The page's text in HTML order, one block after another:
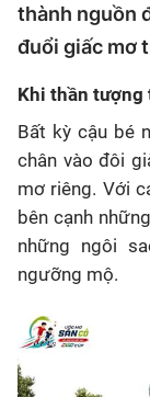
thành nguồn
đuổi giấc mơ
Khi thần
Bất kỳ cậu bé
chân vào đôi
mơ riêng. Với
bên cạnh
những ngôi
ngưỡng mộ.